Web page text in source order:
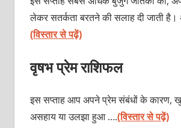
लेकर सतर्कता बरतने की सलाह दी जाती
(विस्तार से पढ़ें)
वृषभ प्रेम राशिफल
इस सप्ताह आप अपने प्रेम संबंधों के कारण,
असहाय या उलझा हुआ ….(विस्तार से पढ़ें)